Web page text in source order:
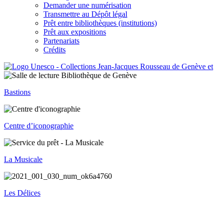
Demander une numérisation
Transmettre au Dépôt légal
Prêt entre bibliothèques (institutions)
Prêt aux expositions
Partenariats
Crédits
Bastions
Centre d’iconographie
La Musicale
Les Délices